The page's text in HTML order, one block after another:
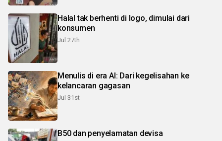
Halal tak berhenti di logo, dimulai dari
konsumen
Jul 27th
Menulis di era AI: Dari kegelisahan ke
kelancaran gagasan
Jul 31st
B50 dan penyelamatan devisa